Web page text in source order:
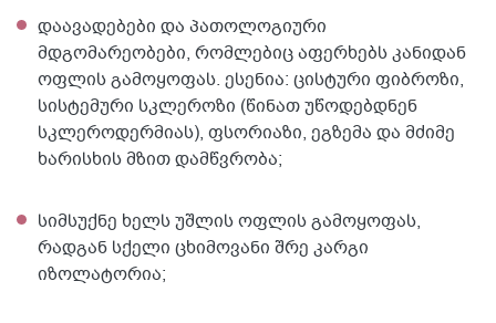
დაავადებები და პათოლოგიური
მდგომარეობები, რომლებიც აფერხებს კანიდან
ოფლის გამოყოფას. ესენია: ცისტური ფიბროზი,
სისტემური სკლეროზი (წინათ უწოდებდნენ
სკლეროდერმიას), ფსორიაზი, ეგზემა და მძიმე
ხარისხის მზით დამწვრობა;
სიმსუქნე ხელს უშლის ოფლის გამოყოფას,
რადგან სქელი ცხიმოვანი შრე კარგი
იზოლატორია;